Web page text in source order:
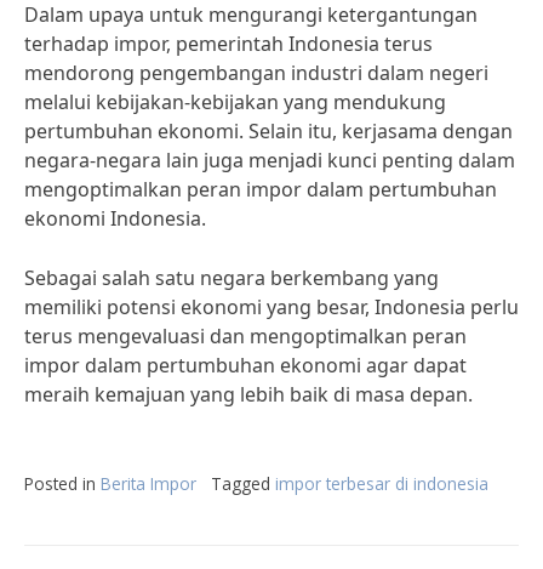
Dalam upaya untuk mengurangi ketergantungan
terhadap impor, pemerintah Indonesia terus
mendorong pengembangan industri dalam negeri
melalui kebijakan-kebijakan yang mendukung
pertumbuhan ekonomi. Selain itu, kerjasama dengan
negara-negara lain juga menjadi kunci penting dalam
mengoptimalkan peran impor dalam pertumbuhan
ekonomi Indonesia.
Sebagai salah satu negara berkembang yang
memiliki potensi ekonomi yang besar, Indonesia perlu
terus mengevaluasi dan mengoptimalkan peran
impor dalam pertumbuhan ekonomi agar dapat
meraih kemajuan yang lebih baik di masa depan.
Posted in Berita Impor Tagged impor terbesar di indonesia